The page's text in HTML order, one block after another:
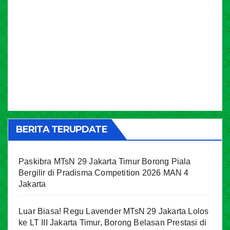
BERITA TERUPDATE
Paskibra MTsN 29 Jakarta Timur Borong Piala
Bergilir di Pradisma Competition 2026 MAN 4
Jakarta
Luar Biasa! Regu Lavender MTsN 29 Jakarta Lolos
ke LT III Jakarta Timur, Borong Belasan Prestasi di